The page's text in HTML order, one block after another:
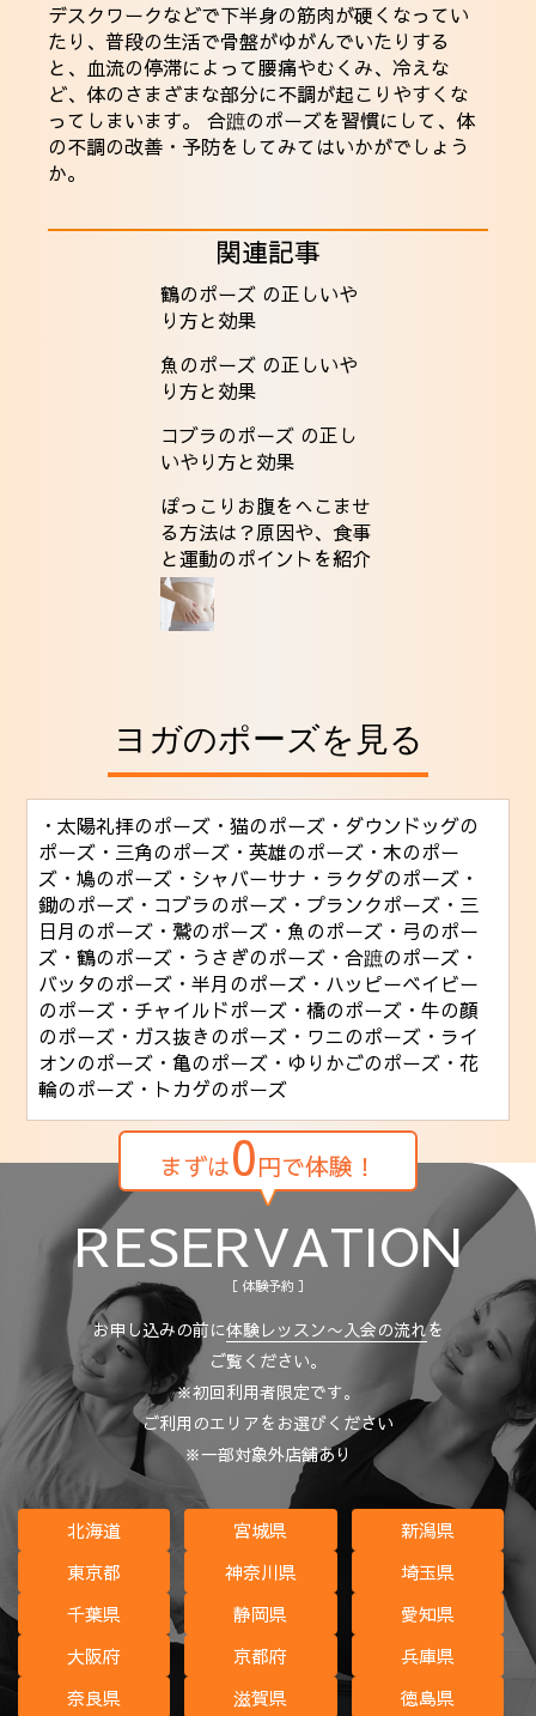
デスクワークなどで下半身の筋肉が硬くなってい
たり、普段の生活で骨盤がゆがんでいたりする
と、血流の停滞によって腰痛やむくみ、冷えな
ど、体のさまざまな部分に不調が起こりやすくな
ってしまいます。 合蹠のポーズを習慣にして、体
の不調の改善・予防をしてみてはいかがでしょう
か。
関連記事
鶴のポーズ の正しいや
り方と効果
魚のポーズ の正しいや
り方と効果
コブラのポーズ の正し
いやり方と効果
ぽっこりお腹をへこませ
る方法は？原因や、食事
と運動のポイントを紹介
ヨガのポーズを見る
・太陽礼拝のポーズ ・猫のポーズ ・ダウンドッグの
ポーズ ・三角のポーズ ・英雄のポーズ ・木のポー
ズ ・鳩のポーズ ・シャバーサナ ・ラクダのポーズ ・
鋤のポーズ ・コブラのポーズ ・プランクポーズ ・三
日月のポーズ ・鷲のポーズ ・魚のポーズ ・弓のポー
ズ ・鶴のポーズ ・うさぎのポーズ ・合蹠のポーズ ・
バッタのポーズ ・半月のポーズ ・ハッピーベイビー
のポーズ ・チャイルドポーズ ・橋のポーズ ・牛の顔
のポーズ ・ガス抜きのポーズ ・ワニのポーズ ・ライ
オンのポーズ ・亀のポーズ ・ゆりかごのポーズ ・花
輪のポーズ ・トカゲのポーズ
まずは0円で体験！
RESERVATION
［ 体験予約 ］
お申し込みの前に体験レッスン〜入会の流れを
ご覧ください。
※初回利用者限定です。
ご利用のエリアをお選びください
※一部対象外店舗あり
北海道 宮城県
新潟県
東京都
神奈川県
埼玉県
千葉県
静岡県
愛知県
大阪府
京都府
兵庫県
奈良県
滋賀県 徳島県